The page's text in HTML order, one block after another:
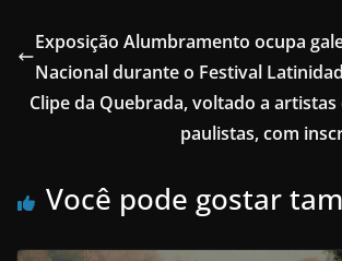
Exposição Alumbramento ocupa
Nacional durante o Festival
Clipe da Quebrada, voltado a
paulistas, com
Você pode gostar